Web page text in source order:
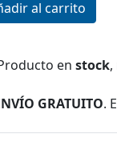
en stock
GRATUITO.